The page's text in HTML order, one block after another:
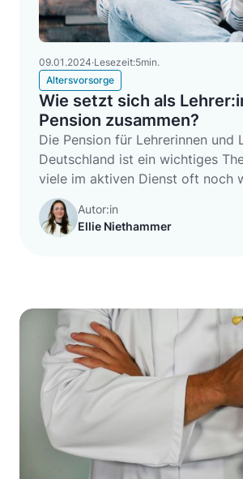
09.01 .2024·Lesezeit:5min.
Altersvorsorge
Wie setzt sich als
Pension zusammen?
Die Pension für Lehrerinnen und
Deutschland ist ein wichtiges
viele im aktiven Dienst oft noch
Zukunft wirkt, deren Verständnis
essentiell für eine sorgfältige
Planung ist. Die Pension
Ruhestand ausfallen.
Autor:in
Ellie Niethammer